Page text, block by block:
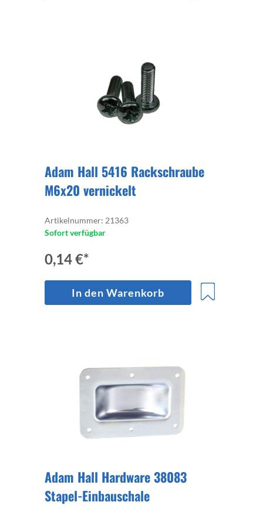
Adam Hall 5416 Rackschraube
M6x20 vernickelt
Artikelnummer: 21363
Sofort verfügbar
0,14 €*
In den Warenkorb
Adam Hall Hardware 38083
Stapel-Einbauschale